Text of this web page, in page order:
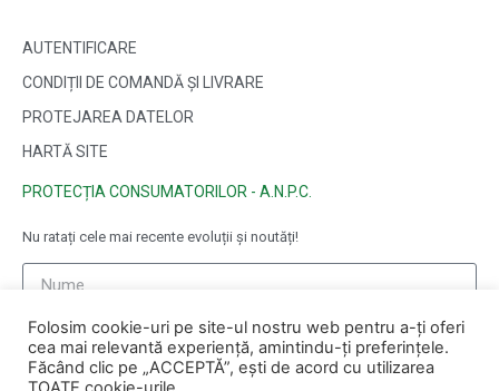
AUTENTIFICARE
CONDIȚII DE COMANDĂ ȘI LIVRARE
PROTEJAREA DATELOR
HARTĂ SITE
PROTECȚIA CONSUMATORILOR - A.N.P.C.
Nu ratați cele mai recente evoluții și noutăți!
Folosim cookie-uri pe site-ul nostru web pentru a-ți oferi
cea mai relevantă experiență, amintindu-ți preferințele.
Făcând clic pe „ACCEPTĂ”, ești de acord cu utilizarea